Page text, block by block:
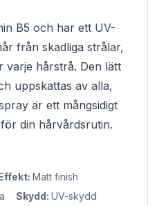
B5 och har ett UV-
från skadliga strålar,
varje hårstrå. Den lätt
uppskattas av alla,
är ett mångsidigt
din hårvårdsrutin.
Matt finish
Skydd: UV-skydd